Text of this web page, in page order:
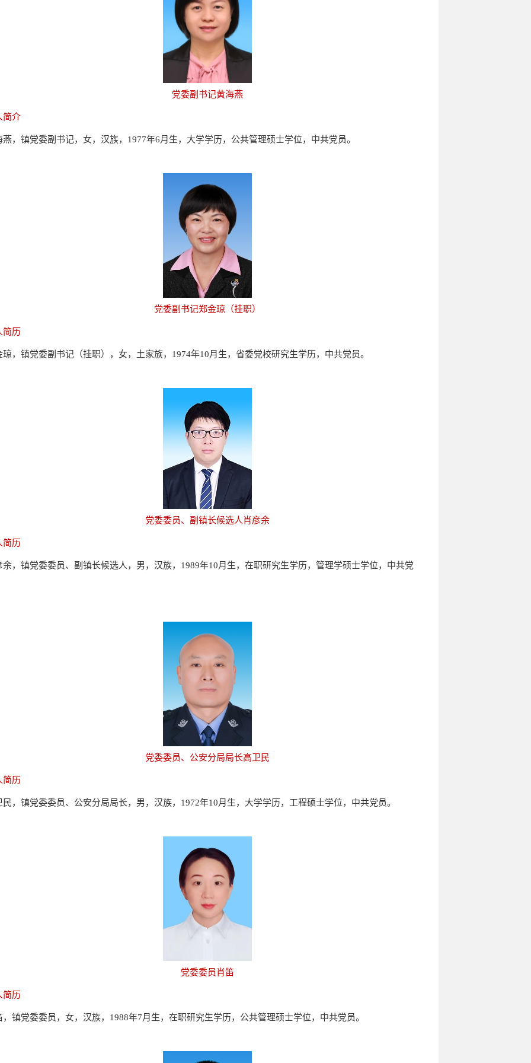
党委副书记黄海燕
简介
燕，镇党委副书记，女，汉族，1977年6月生，大学学历，公共管理硕士学位，中共党员。
党委副书记郑金琼（挂职）
简历
琼，镇党委副书记（挂职），女，土家族，1974年10月生，省委党校研究生学历，中共党员。
党委委员、副镇长候选人肖彦余
简历
余，镇党委委员、副镇长候选人，男，汉族，1989年10月生，在职研究生学历，管理学硕士学位，中共党
党委委员、公安分局局长高卫民
简历
民，镇党委委员、公安分局局长，男，汉族，1972年10月生，大学学历，工程硕士学位，中共党员。
党委委员肖笛
简历
，镇党委委员，女，汉族，1988年7月生，在职研究生学历，公共管理硕士学位，中共党员。